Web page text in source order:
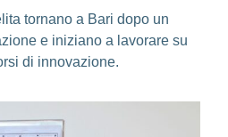
tornano a Bari dopo un
e iniziano a lavorare su
di innovazione.